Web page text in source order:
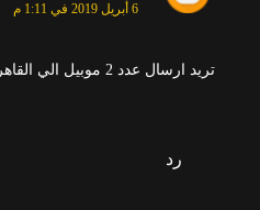
6 أبريل 2019 في 1:11 م
تريد ارسال عدد 2 موبيل الي القاهرة الواحد350 ريال
رد